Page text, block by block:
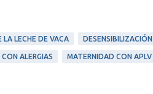
LA LECHE DE VACA DESENSIBILIZACIÓN
ALERGIAS MATERNIDAD CON APLV